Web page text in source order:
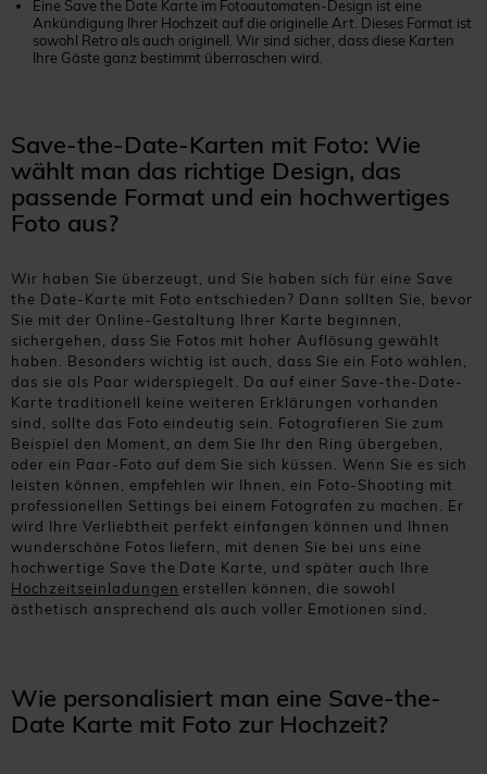
Eine Save the Date Karte im Fotoautomaten-Design ist eine
Ankündigung Ihrer Hochzeit auf die originelle Art. Dieses Format ist
sowohl Retro als auch originell. Wir sind sicher, dass diese Karten
Ihre Gäste ganz bestimmt überraschen wird.
Save-the-Date-Karten mit Foto: Wie
wählt man das richtige Design, das
passende Format und ein hochwertiges
Foto aus?
Wir haben Sie überzeugt, und Sie haben sich für eine Save
the Date-Karte mit Foto entschieden? Dann sollten Sie, bevor
Sie mit der Online-Gestaltung Ihrer Karte beginnen,
sichergehen, dass Sie Fotos mit hoher Auflösung gewählt
haben. Besonders wichtig ist auch, dass Sie ein Foto wählen,
das sie als Paar widerspiegelt. Da auf einer Save-the-Date-
Karte traditionell keine weiteren Erklärungen vorhanden
sind, sollte das Foto eindeutig sein. Fotografieren Sie zum
Beispiel den Moment, an dem Sie Ihr den Ring übergeben,
oder ein Paar-Foto auf dem Sie sich küssen. Wenn Sie es sich
leisten können, empfehlen wir Ihnen, ein Foto-Shooting mit
professionellen Settings bei einem Fotografen zu machen. Er
wird Ihre Verliebtheit perfekt einfangen können und Ihnen
wunderschöne Fotos liefern, mit denen Sie bei uns eine
hochwertige Save the Date Karte, und später auch Ihre
Hochzeitseinladungen erstellen können, die sowohl
ästhetisch ansprechend als auch voller Emotionen sind.
Wie personalisiert man eine Save-the-
Date Karte mit Foto zur Hochzeit?